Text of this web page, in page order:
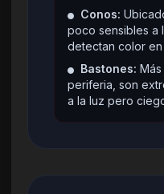
Conos:
poco sensibles a
detectan color en
Bastones:
periferia, son
a la luz pero